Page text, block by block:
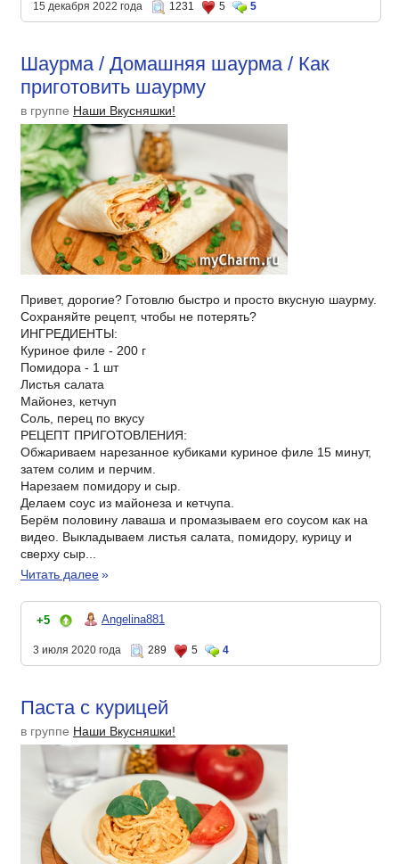
15 декабря 2022 года 1231 5 5
Шаурма / Домашняя шаурма / Как
приготовить шаурму
в группе Наши Вкусняшки!
Привет, дорогие? Готовлю быстро и просто вкусную шаурму.
Сохраняйте рецепт, чтобы не потерять?
ИНГРЕДИЕНТЫ:
Куриное филе - 200 г
Помидора - 1 шт
Листья салата
Майонез, кетчуп
Соль, перец по вкусу
РЕЦЕПТ ПРИГОТОВЛЕНИЯ:
Обжариваем нарезанное кубиками куриное филе 15 минут,
затем солим и перчим.
Нарезаем помидору и сыр.
Делаем соус из майонеза и кетчупа.
Берём половину лаваша и промазываем его соусом как на
видео. Выкладываем листья салата, помидору, курицу и
сверху сыр...
Читать далее»
+5 Angelina881
3 июля 2020 года 289 5 4
Паста с курицей
в группе Наши Вкусняшки!